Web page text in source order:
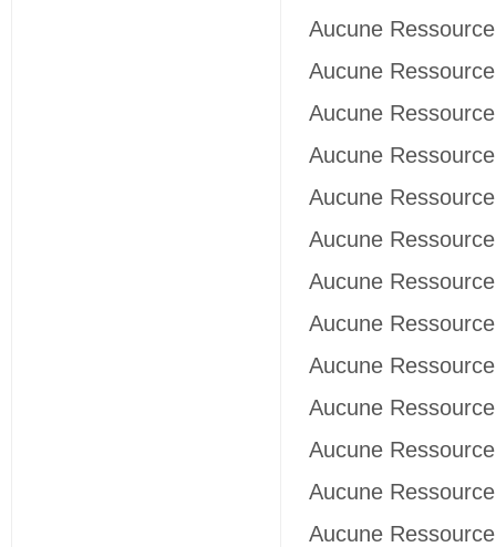
Aucune
Aucune
Aucune
Aucune
Aucune
Aucune
Aucune
Aucune
Aucune
Aucune
Aucune
Aucune
Aucune